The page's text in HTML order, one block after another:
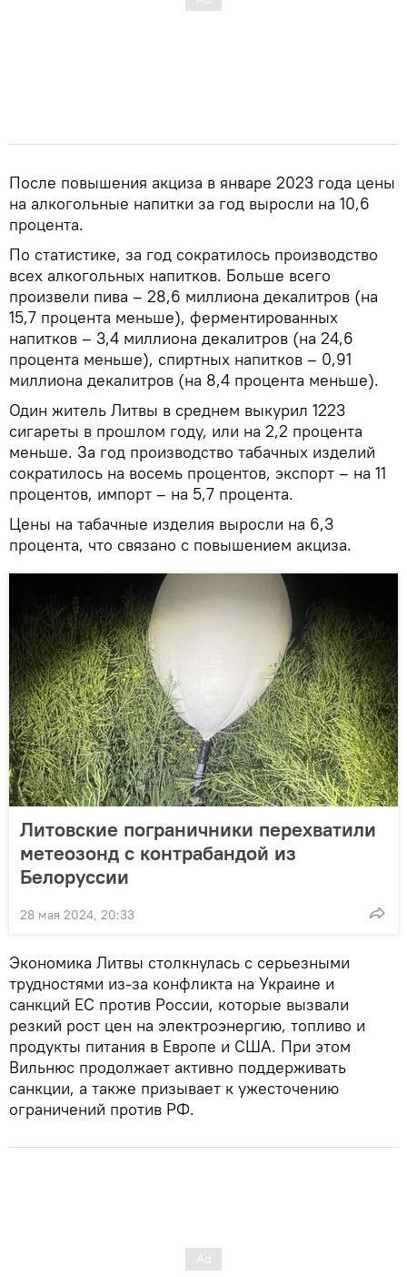
После повышения акциза в январе 2023 года цены
на алкогольные напитки за год выросли на 10,6
процента.
По статистике, за год сократилось производство
всех алкогольных напитков. Больше всего
произвели пива – 28,6 миллиона декалитров (на
15,7 процента меньше), ферментированных
напитков – 3,4 миллиона декалитров (на 24,6
процента меньше), спиртных напитков – 0,91
миллиона декалитров (на 8,4 процента меньше).
Один житель Литвы в среднем выкурил 1223
сигареты в прошлом году, или на 2,2 процента
меньше. За год производство табачных изделий
сократилось на восемь процентов, экспорт – на 11
процентов, импорт – на 5,7 процента.
Цены на табачные изделия выросли на 6,3
процента, что связано с повышением акциза.
Литовские пограничники перехватили
метеозонд с контрабандой из
Белоруссии
28 мая 2024, 20:33
Экономика Литвы столкнулась с серьезными
трудностями из-за конфликта на Украине и
санкций ЕС против России, которые вызвали
резкий рост цен на электроэнергию, топливо и
продукты питания в Европе и США. При этом
Вильнюс продолжает активно поддерживать
санкции, а также призывает к ужесточению
ограничений против РФ.